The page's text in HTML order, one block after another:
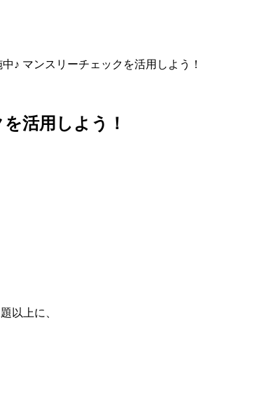
♪ マンスリーチェックを活用しよう！
活用しよう！
以上に、